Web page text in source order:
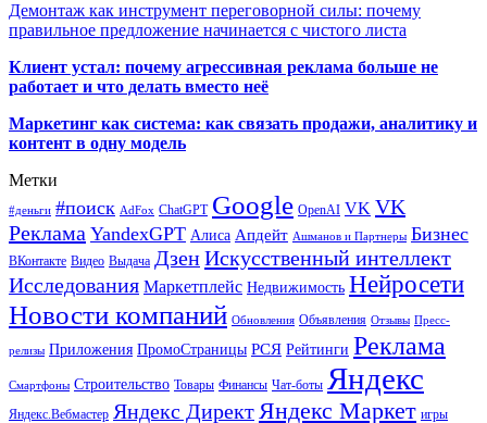
Демонтаж как инструмент переговорной силы: почему
правильное предложение начинается с чистого листа
Клиент устал: почему агрессивная реклама больше не
работает и что делать вместо неё
Маркетинг как система: как связать продажи, аналитику и
контент в одну модель
Метки
#деньги #поиск AdFox ChatGPT Google OpenAI VK VK
Реклама YandexGPT Алиса Апдейт Ашманов и Партнеры Бизнес
ВКонтакте Видео Выдача ДзенИскусственный интеллект
Исследования Маркетплейс Недвижимость Нейросети
Новости компаний Обновления Объявления Отзывы Пресс-
релизы Приложения ПромоСтраницы РСЯ Рейтинги Реклама
Смартфоны Строительство Товары Финансы Чат-боты Яндекс
Яндекс.Вебмастер Яндекс ДиректЯндекс Маркет игры